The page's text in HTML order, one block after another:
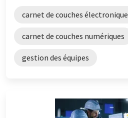
carnet de couches électronique
carnet de couches numériques
gestion des équipes